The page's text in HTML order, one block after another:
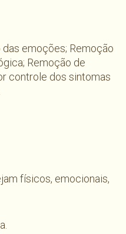
emoções; Remoção
Remoção de
controle dos sintomas
físicos, emocionais,